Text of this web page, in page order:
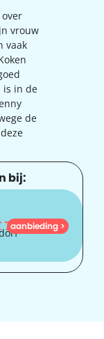
vrouw
vaak
is in de
de
bij:
736
aanbieding >